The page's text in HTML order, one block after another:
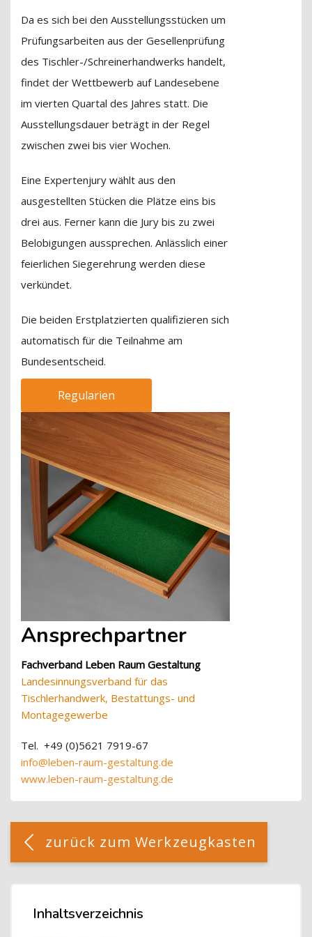
Da es sich bei den Ausstellungsstücken um
Prüfungsarbeiten aus der Gesellenprüfung
des Tischler-/Schreinerhandwerks handelt,
findet der Wettbewerb auf Landesebene
im vierten Quartal des Jahres statt. Die
Ausstellungsdauer beträgt in der Regel
zwischen zwei bis vier Wochen.
Eine Expertenjury wählt aus den
ausgestellten Stücken die Plätze eins bis
drei aus. Ferner kann die Jury bis zu zwei
Belobigungen aussprechen. Anlässlich einer
feierlichen Siegerehrung werden diese
verkündet.
Die beiden Erstplatzierten qualifizieren sich
automatisch für die Teilnahme am
Bundesentscheid.
Regularien
Ansprechpartner
Fachverband Leben Raum Gestaltung
Landesinnungsverband für das
Tischlerhandwerk, Bestattungs- und
Montagegewerbe
Tel. +49 (0)5621 7919-67
info@leben-raum-gestaltung.de
www.leben-raum-gestaltung.de
Blöcke
[Cocoon] Custom HTML überspringen
zurück zum Werkzeugkasten
Inhaltsverzeichnis überspringen
Inhaltsverzeichnis